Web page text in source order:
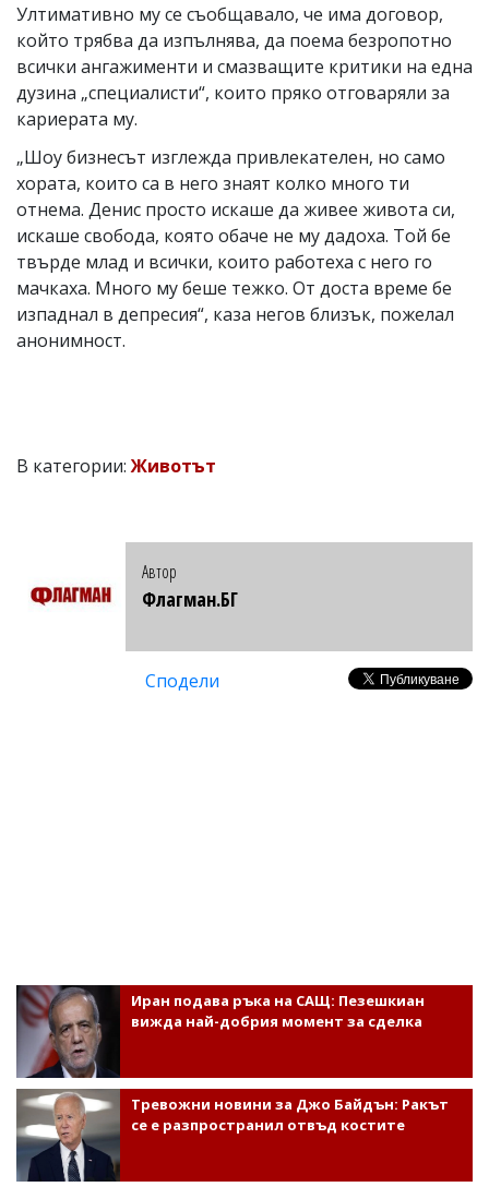
Ултимативно му се съобщавало, че има договор,
който трябва да изпълнява, да поема безропотно
всички ангажименти и смазващите критики на една
дузина „специалисти“, които пряко отговаряли за
кариерата му.
„Шоу бизнесът изглежда привлекателен, но само
хората, които са в него знаят колко много ти
отнема. Денис просто искаше да живее живота си,
искаше свобода, която обаче не му дадоха. Той бе
твърде млад и всички, които работеха с него го
мачкаха. Много му беше тежко. От доста време бе
изпаднал в депресия“, каза негов близък, пожелал
анонимност.
В категории:Животът
Автор
Флагман.БГ
Сподели
Иран подава ръка на САЩ: Пезешкиан
вижда най-добрия момент за сделка
Тревожни новини за Джо Байдън: Ракът
се е разпространил отвъд костите